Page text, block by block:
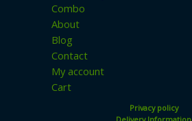
Combo
About
Blog
Contact
My account
Cart
Privacy policy